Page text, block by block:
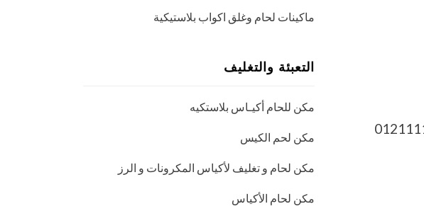
ماكينات لحام وغلق اكواب بلاستيكية
التعبئة والتغليف
مكن للحام أكيـاس بلاستكيه
مكن لحم الكيس
مكن لحام و تغليف لأكياس المكرونات و الرز
مكن لحام الأكياس